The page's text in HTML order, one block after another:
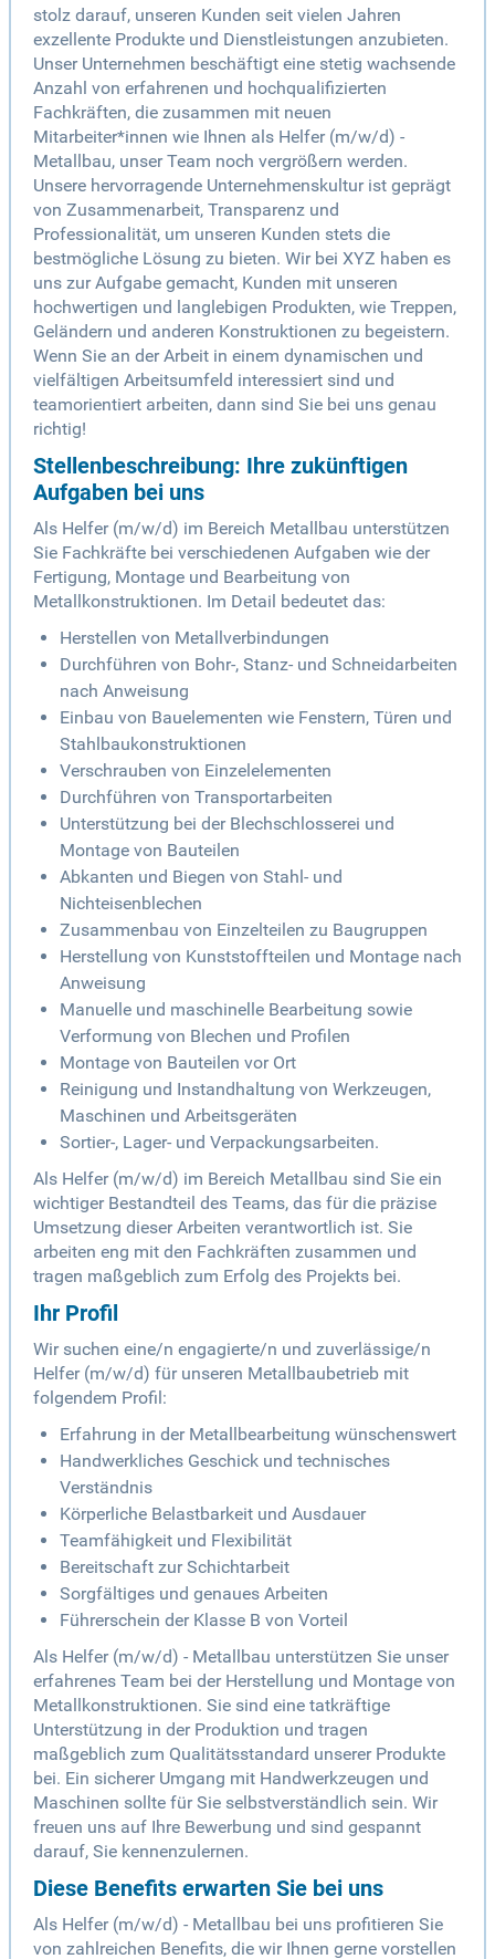
stolz darauf, unseren Kunden seit vielen Jahren
exzellente Produkte und Dienstleistungen anzubieten.
Unser Unternehmen beschäftigt eine stetig wachsende
Anzahl von erfahrenen und hochqualifizierten
Fachkräften, die zusammen mit neuen
Mitarbeiter*innen wie Ihnen als Helfer (m/w/d) -
Metallbau, unser Team noch vergrößern werden.
Unsere hervorragende Unternehmenskultur ist geprägt
von Zusammenarbeit, Transparenz und
Professionalität, um unseren Kunden stets die
bestmögliche Lösung zu bieten. Wir bei XYZ haben es
uns zur Aufgabe gemacht, Kunden mit unseren
hochwertigen und langlebigen Produkten, wie Treppen,
Geländern und anderen Konstruktionen zu begeistern.
Wenn Sie an der Arbeit in einem dynamischen und
vielfältigen Arbeitsumfeld interessiert sind und
teamorientiert arbeiten, dann sind Sie bei uns genau
richtig!
Stellenbeschreibung: Ihre zukünftigen
Aufgaben bei uns
Als Helfer (m/w/d) im Bereich Metallbau unterstützen
Sie Fachkräfte bei verschiedenen Aufgaben wie der
Fertigung, Montage und Bearbeitung von
Metallkonstruktionen. Im Detail bedeutet das:
Herstellen von Metallverbindungen
Durchführen von Bohr-, Stanz- und Schneidarbeiten
nach Anweisung
Einbau von Bauelementen wie Fenstern, Türen und
Stahlbaukonstruktionen
Verschrauben von Einzelelementen
Durchführen von Transportarbeiten
Unterstützung bei der Blechschlosserei und
Montage von Bauteilen
Abkanten und Biegen von Stahl- und
Nichteisenblechen
Zusammenbau von Einzelteilen zu Baugruppen
Herstellung von Kunststoffteilen und Montage nach
Anweisung
Manuelle und maschinelle Bearbeitung sowie
Verformung von Blechen und Profilen
Montage von Bauteilen vor Ort
Reinigung und Instandhaltung von Werkzeugen,
Maschinen und Arbeitsgeräten
Sortier-, Lager- und Verpackungsarbeiten.
Als Helfer (m/w/d) im Bereich Metallbau sind Sie ein
wichtiger Bestandteil des Teams, das für die präzise
Umsetzung dieser Arbeiten verantwortlich ist. Sie
arbeiten eng mit den Fachkräften zusammen und
tragen maßgeblich zum Erfolg des Projekts bei.
Ihr Profil
Wir suchen eine/n engagierte/n und zuverlässige/n
Helfer (m/w/d) für unseren Metallbaubetrieb mit
folgendem Profil:
Erfahrung in der Metallbearbeitung wünschenswert
Handwerkliches Geschick und technisches
Verständnis
Körperliche Belastbarkeit und Ausdauer
Teamfähigkeit und Flexibilität
Bereitschaft zur Schichtarbeit
Sorgfältiges und genaues Arbeiten
Führerschein der Klasse B von Vorteil
Als Helfer (m/w/d) - Metallbau unterstützen Sie unser
erfahrenes Team bei der Herstellung und Montage von
Metallkonstruktionen. Sie sind eine tatkräftige
Unterstützung in der Produktion und tragen
maßgeblich zum Qualitätsstandard unserer Produkte
bei. Ein sicherer Umgang mit Handwerkzeugen und
Maschinen sollte für Sie selbstverständlich sein. Wir
freuen uns auf Ihre Bewerbung und sind gespannt
darauf, Sie kennenzulernen.
Diese Benefits erwarten Sie bei uns
Als Helfer (m/w/d) - Metallbau bei uns profitieren Sie
von zahlreichen Benefits, die wir Ihnen gerne vorstellen